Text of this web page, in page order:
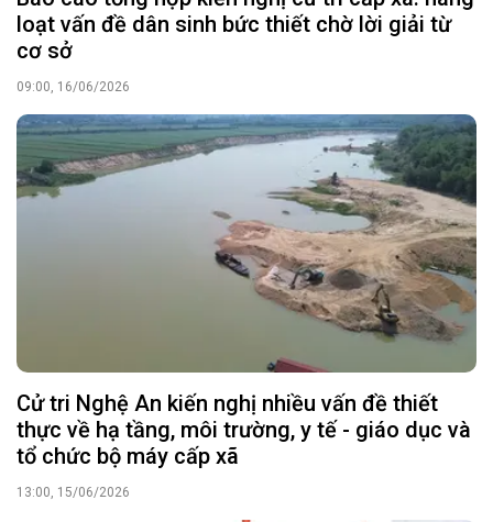
loạt vấn đề dân sinh bức thiết chờ lời giải từ
cơ sở
09:00, 16/06/2026
Cử tri Nghệ An kiến nghị nhiều vấn đề thiết
thực về hạ tầng, môi trường, y tế - giáo dục và
tổ chức bộ máy cấp xã
13:00, 15/06/2026